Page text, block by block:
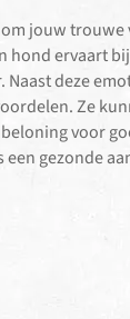
jouw
hond ervaart
Naast deze
Ze
voor
gezonde